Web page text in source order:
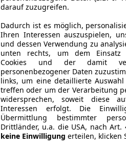
darauf zuzugreifen.
Dadurch ist es möglich,
Ihren Interessen auszuspielen,
und dessen Verwendung zu
unten rechts, um dem Einsatz
Cookies und der damit
personenbezogener Daten
links, um eine detaillierte
treffen oder um der Verarbeitung
widersprechen, soweit diese
Interessen erfolgt. Die
Übermittlung bestimmter
Drittländer, u.a. die USA, nach Art.
keine Einwilligung erteilen, klicken